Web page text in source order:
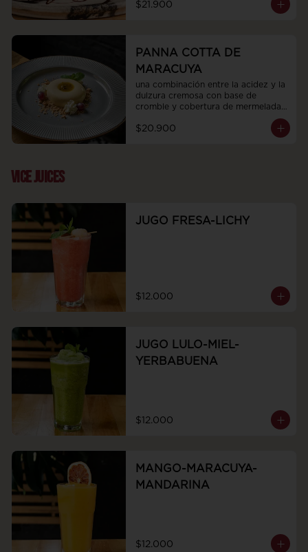
$21.900
PANNA COTTA DE
MARACUYA
una combinación entre la acidez y la
dulzura cremosa con base de
cromble y cobertura de mermelada
$20.900
VICE JUICES
JUGO FRESA-LICHY
$12.000
JUGO LULO-MIEL-
YERBABUENA
$12.000
MANGO-MARACUYA-
MANDARINA
$12.000